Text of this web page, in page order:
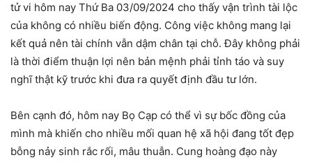
tử vi hôm nay Thứ Ba 03/09/2024 cho thấy vận trình tài lộc
của không có nhiều biến động. Công việc không mang lại
kết quả nên tài chính vẫn dậm chân tại chỗ. Đây không phải
là thời điểm thuận lợi nên bản mệnh phải tỉnh táo và suy
nghĩ thật kỹ trước khi đưa ra quyết định đầu tư lớn.
Bên cạnh đó, hôm nay Bọ Cạp có thể vì sự bốc đồng của
mình mà khiến cho nhiều mối quan hệ xã hội đang tốt đẹp
bỗng nảy sinh rắc rối, mâu thuẫn. Cung hoàng đạo này